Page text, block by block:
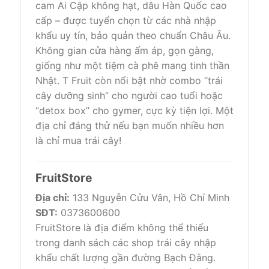
cam Ai Cập không hạt, dâu Hàn Quốc cao
cấp – được tuyển chọn từ các nhà nhập
khẩu uy tín, bảo quản theo chuẩn Châu Âu.
Không gian cửa hàng ấm áp, gọn gàng,
giống như một tiệm cà phê mang tinh thần
Nhật. T Fruit còn nổi bật nhờ combo “trái
cây dưỡng sinh” cho người cao tuổi hoặc
“detox box” cho gymer, cực kỳ tiện lợi. Một
địa chỉ đáng thử nếu bạn muốn nhiều hơn
là chỉ mua trái cây!
FruitStore
Địa chỉ: 133 Nguyễn Cửu Vân, Hồ Chí Minh
SĐT: 0373600600
FruitStore là địa điểm không thể thiếu
trong danh sách các shop trái cây nhập
khẩu chất lượng gần đường Bạch Đằng.